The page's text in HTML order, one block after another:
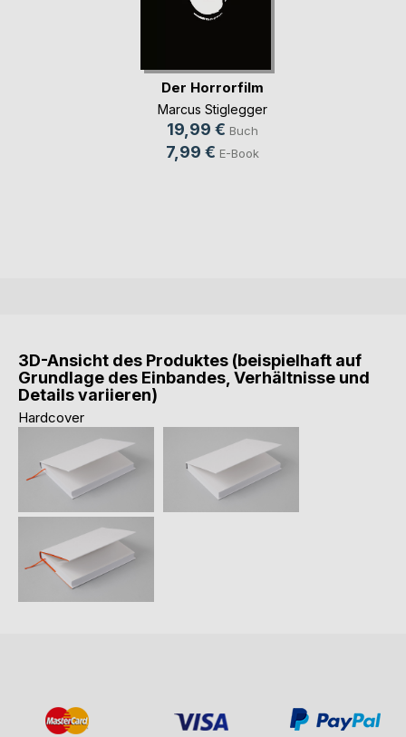
Der Horrorfilm
Marcus Stiglegger
19,99 € Buch
7,99 € E-Book
3D-Ansicht des Produktes (beispielhaft auf
Grundlage des Einbandes, Verhältnisse und
Details variieren)
Hardcover